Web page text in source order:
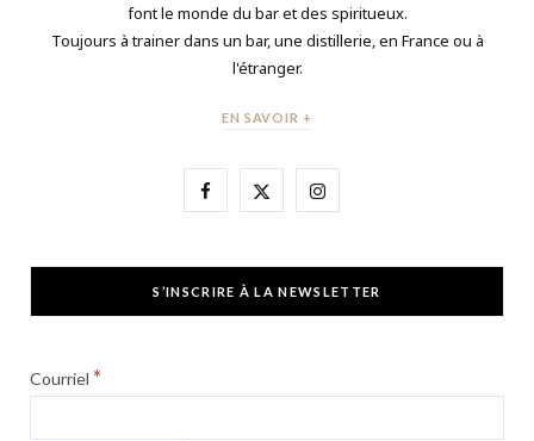
font le monde du bar et des spiritueux.
Toujours à trainer dans un bar, une distillerie, en France ou à
l'étranger.
EN SAVOIR +
F
e
X
w
I
t
S’INSCRIRE À LA NEWSLETTER
Courriel *